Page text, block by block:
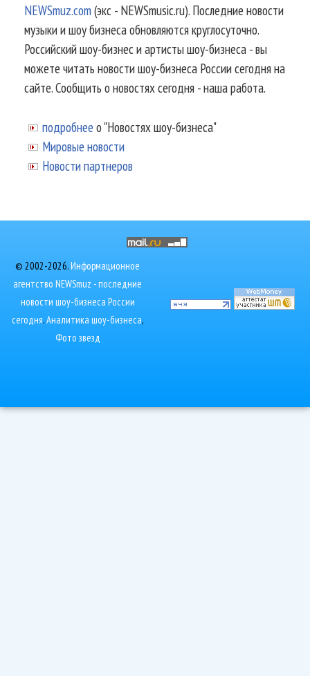
NEWSmuz.com(экс - NEWSmusic.ru). Последние новости
музыки и шоу бизнеса обновляются круглосуточно.
Российский шоу-бизнес и артисты шоу-бизнеса - вы
можете читать новости шоу-бизнеса России сегодня на
сайте. Сообщить о новостях сегодня - наша работа.
подробнее о "Новостях шоу-бизнеса"
Мировые новости
Новости партнеров
© 2002-2026.Информационное
агентство NEWSmuz - последние
новости шоу-бизнеса России
сегодня.Аналитика шоу-бизнеса,
Фото звезд